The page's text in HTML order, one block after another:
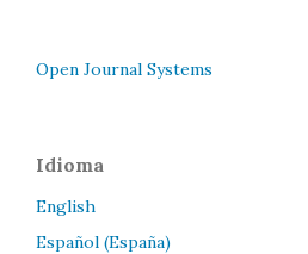
Open Journal Systems
Idioma
English
Español (España)